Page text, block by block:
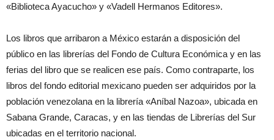
«Biblioteca Ayacucho» y «Vadell Hermanos Editores».
Los libros que arribaron a México estarán a disposición del
público en las librerías del Fondo de Cultura Económica y en las
ferias del libro que se realicen ese país. Como contraparte, los
libros del fondo editorial mexicano pueden ser adquiridos por la
población venezolana en la librería «Aníbal Nazoa», ubicada en
Sabana Grande, Caracas, y en las tiendas de Librerías del Sur
ubicadas en el territorio nacional.